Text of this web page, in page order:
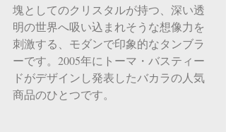
塊としてのクリスタルが持つ、深い透
明の世界へ吸い込まれそうな想像力を
刺激する、モダンで印象的なタンブラ
ーです。2005年にトーマ・バスティー
ドがデザインし発表したバカラの人気
商品のひとつです。